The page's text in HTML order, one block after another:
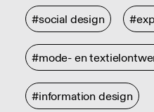
#social design
#mode- en
#information design